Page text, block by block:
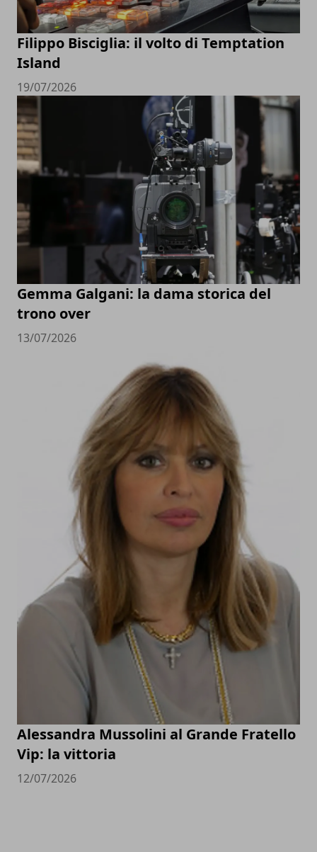
Filippo Bisciglia: il volto di Temptation
Island
19/07/2026
Gemma Galgani: la dama storica del
trono over
13/07/2026
Alessandra Mussolini al Grande Fratello
Vip: la vittoria
12/07/2026